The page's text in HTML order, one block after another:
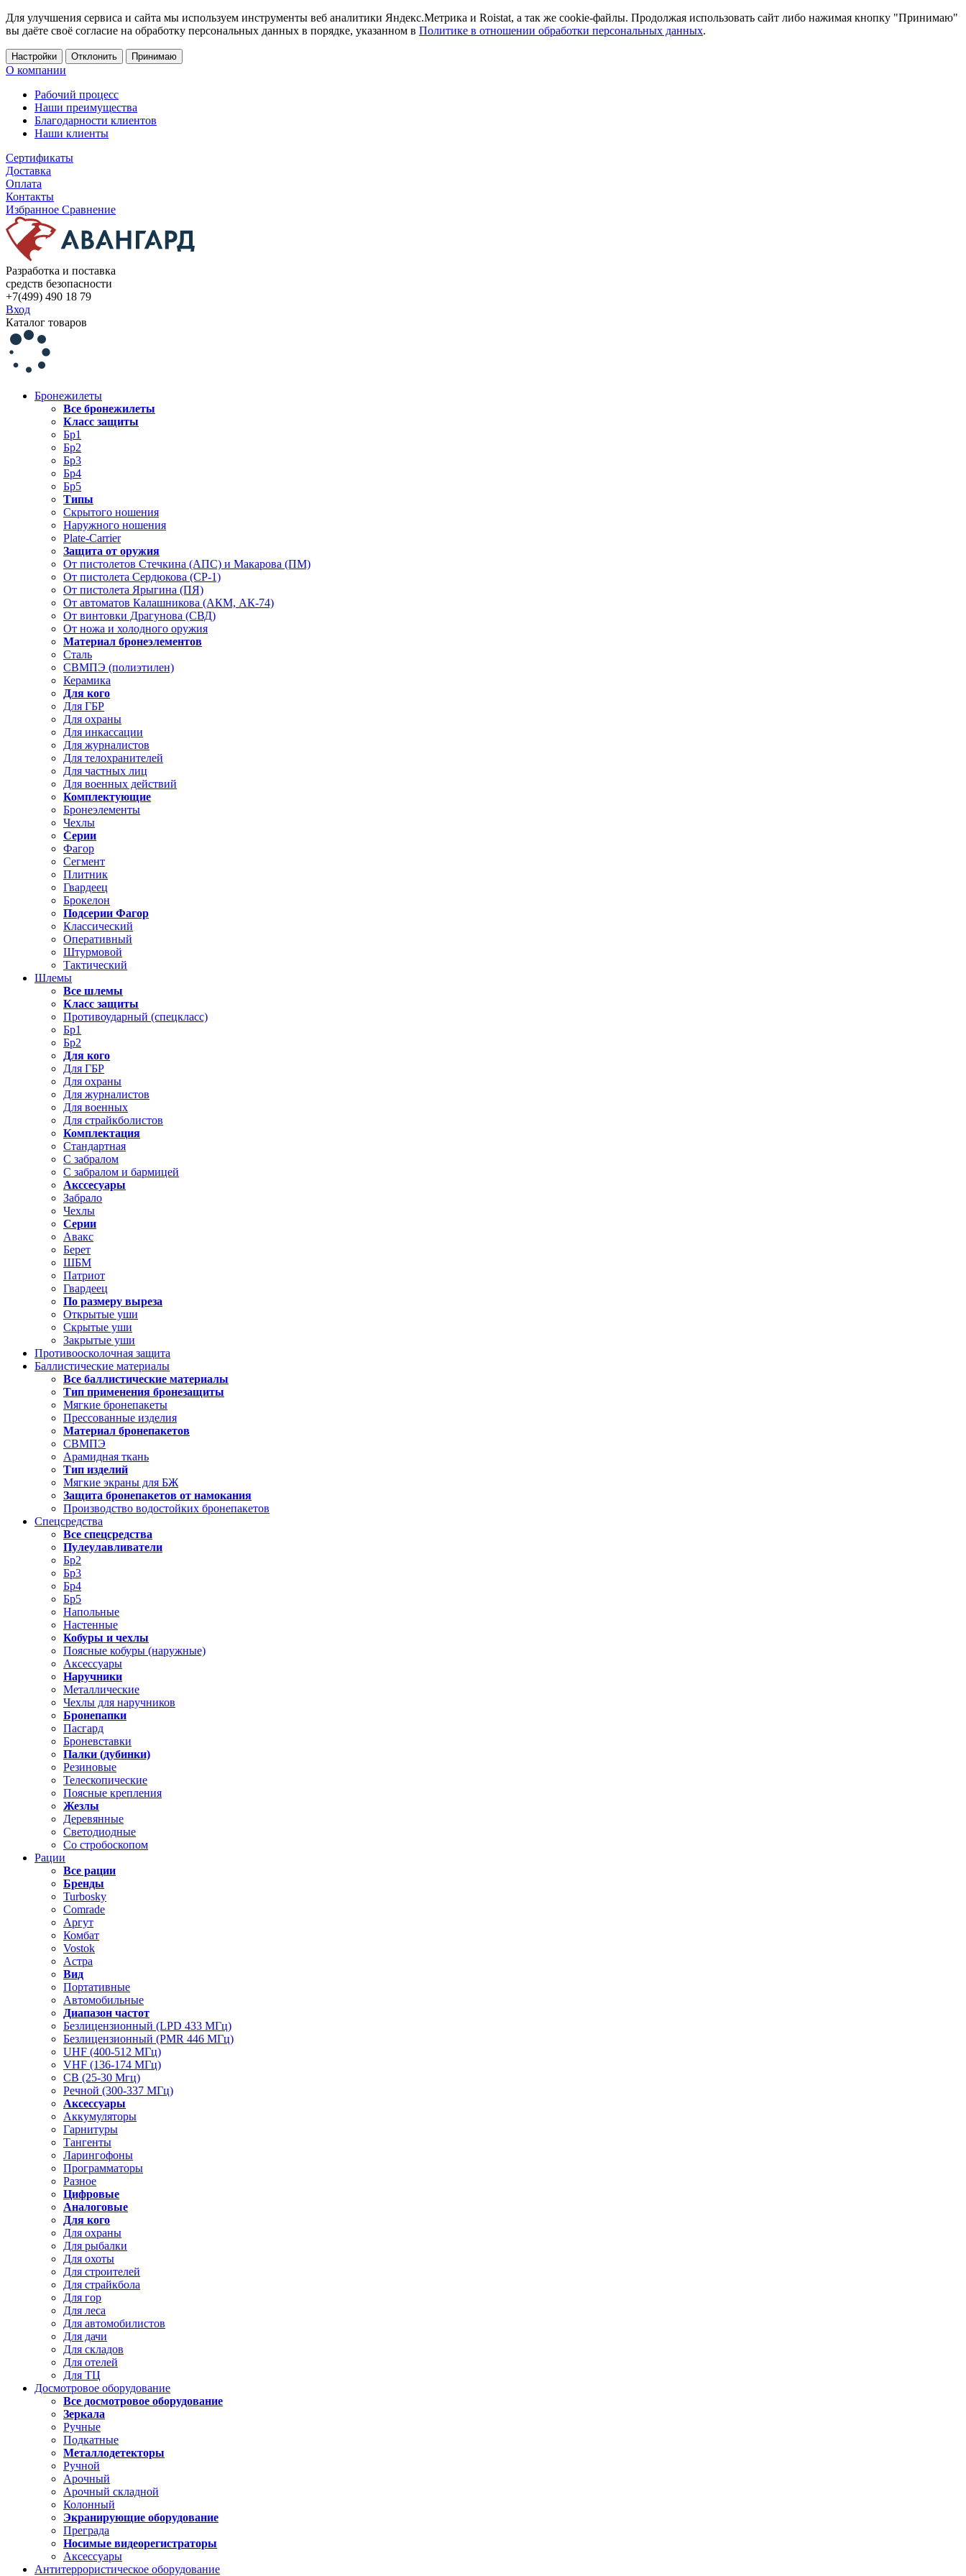
Для улучшения сервиса и сайта мы используем инструменты веб аналитики Яндекс.Метрика и Roistat, а так же cookie-файлы. Продолжая использовать сайт либо нажимая кнопку "Принимаю"
вы даёте своё согласие на обработку персональных данных в порядке, указанном в Политике в отношении обработки персональных данных.
Настройки Отклонить Принимаю
О компании
Рабочий процесс
Наши преимущества
Благодарности клиентов
Наши клиенты
Сертификаты
Доставка
Оплата
Контакты
Избранное Сравнение
Разработка и поставка
средств безопасности
+7(499) 490 18 79
Вход
Каталог товаров
Бронежилеты
Все бронежилеты
Класс защиты
Бр1
Бр2
Бр3
Бр4
Бр5
Типы
Скрытого ношения
Наружного ношения
Plate-Carrier
Защита от оружия
От пистолетов Стечкина (АПС) и Макарова (ПМ)
От пистолета Сердюкова (СР-1)
От пистолета Ярыгина (ПЯ)
От автоматов Калашникова (АКМ, АК-74)
От винтовки Драгунова (СВД)
От ножа и холодного оружия
Материал бронеэлементов
Сталь
СВМПЭ (полиэтилен)
Керамика
Для кого
Для ГБР
Для охраны
Для инкассации
Для журналистов
Для телохранителей
Для частных лиц
Для военных действий
Комплектующие
Бронеэлементы
Чехлы
Серии
Фагор
Сегмент
Плитник
Гвардеец
Брокелон
Подсерии Фагор
Классический
Оперативный
Штурмовой
Тактический
Шлемы
Все шлемы
Класс защиты
Противоударный (спецкласс)
Бр1
Бр2
Для кого
Для ГБР
Для охраны
Для журналистов
Для военных
Для страйкболистов
Комплектация
Стандартная
С забралом
С забралом и бармицей
Акссесуары
Забрало
Чехлы
Серии
Авакс
Берет
ШБМ
Патриот
Гвардеец
По размеру выреза
Открытые уши
Скрытые уши
Закрытые уши
Противоосколочная защита
Баллистические материалы
Все баллистические материалы
Тип применения бронезащиты
Мягкие бронепакеты
Прессованные изделия
Материал бронепакетов
СВМПЭ
Арамидная ткань
Тип изделий
Мягкие экраны для БЖ
Защита бронепакетов от намокания
Производство водостойких бронепакетов
Спецсредства
Все спецсредства
Пулеулавливатели
Бр2
Бр3
Бр4
Бр5
Напольные
Настенные
Кобуры и чехлы
Поясные кобуры (наружные)
Аксессуары
Наручники
Металлические
Чехлы для наручников
Бронепапки
Пасгард
Броневставки
Палки (дубинки)
Резиновые
Телескопические
Поясные крепления
Жезлы
Деревянные
Светодиодные
Со стробоскопом
Рации
Все рации
Бренды
Turbosky
Comrade
Аргут
Комбат
Vostok
Астра
Вид
Портативные
Автомобильные
Диапазон частот
Безлицензионный (LPD 433 МГц)
Безлицензионный (PMR 446 МГц)
UHF (400-512 МГц)
VHF (136-174 МГц)
CB (25-30 Мгц)
Речной (300-337 МГц)
Аксессуары
Аккумуляторы
Гарнитуры
Тангенты
Ларингофоны
Программаторы
Разное
Цифровые
Аналоговые
Для кого
Для охраны
Для рыбалки
Для охоты
Для строителей
Для страйкбола
Для гор
Для леса
Для автомобилистов
Для дачи
Для складов
Для отелей
Для ТЦ
Досмотровое оборудование
Все досмотровое оборудование
Зеркала
Ручные
Подкатные
Металлодетекторы
Ручной
Арочный
Арочный складной
Колонный
Экранирующие оборудование
Преграда
Носимые видеорегистраторы
Аксессуары
Антитеррористическое оборудование